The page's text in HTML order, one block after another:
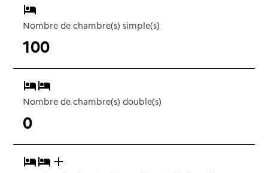
Nombre de chambre(s) simple(s)
100
Nombre de chambre(s) double(s)
0